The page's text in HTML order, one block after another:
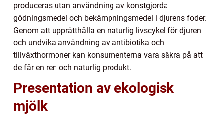
produceras utan användning av konstgjorda
gödningsmedel och bekämpningsmedel i djurens foder.
Genom att upprätthålla en naturlig livscykel för djuren
och undvika användning av antibiotika och
tillväxthormoner kan konsumenterna vara säkra på att
de får en ren och naturlig produkt.
Presentation av ekologisk
mjölk